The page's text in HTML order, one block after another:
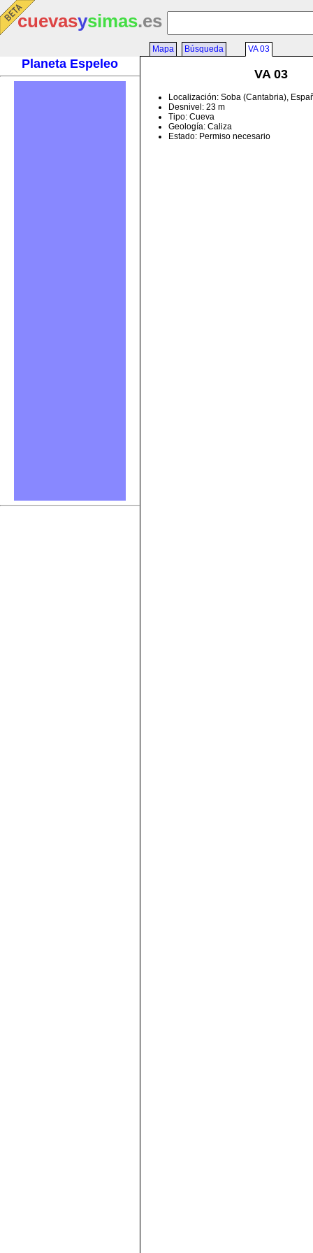
cuevasysimas.es
Planeta Espeleo
Mapa Búsqueda VA 03
VA 03
Localización: Soba (Cantabria),
Desnivel: 23 m
Tipo: Cueva
Geología: Caliza
Estado: Permiso necesario